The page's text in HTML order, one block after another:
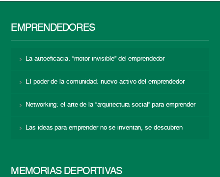
EMPRENDEDORES
La autoeficacia: “motor invisible” del emprendedor
El poder de la comunidad: nuevo activo del emprendedor
Networking: el arte de la “arquitectura social” para emprender
Las ideas para emprender no se inventan, se descubren
MEMORIAS DEPORTIVAS